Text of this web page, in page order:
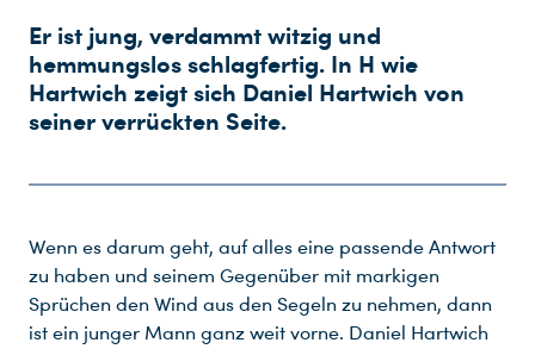
Er ist jung, verdammt witzig und
hemmungslos schlagfertig. In H wie
Hartwich zeigt sich Daniel Hartwich von
seiner verrückten Seite.
Wenn es darum geht, auf alles eine passende Antwort
zu haben und seinem Gegenüber mit markigen
Sprüchen den Wind aus den Segeln zu nehmen, dann
ist ein junger Mann ganz weit vorne. Daniel Hartwich